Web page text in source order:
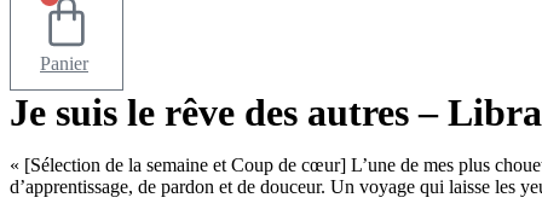
Panier
Je suis le rêve des autres –
« [Sélection de la semaine et Coup de cœur] L’une de mes plus
d’apprentissage, de pardon et de douceur. Un voyage qui laisse les